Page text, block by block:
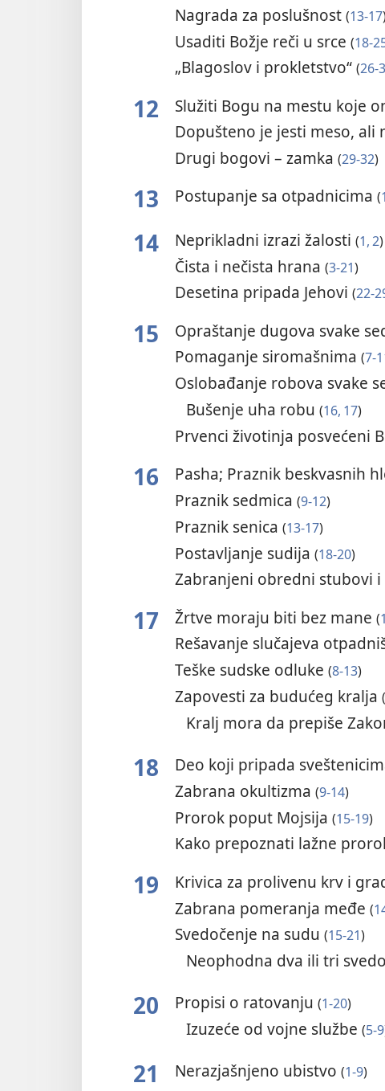
Nagrada za poslušnost (13-17
Usaditi Božje reči u srce (18-
„Blagoslov i prokletstvo“ (26-
12 Služiti Bogu na mestu koje
Dopušteno je jesti meso, ali
Drugi bogovi – zamka (29-32)
13 Postupanje sa otpadnicima (
14 Neprikladni izrazi žalosti (1, 2)
Čista i nečista hrana (3-21)
Desetina pripada Jehovi (22-
15 Opraštanje dugova svake
Pomaganje siromašnima (7-
Oslobađanje robova svake
Bušenje uha robu(16, 17)
Prvenci životinja posvećeni
16 Pasha; Praznik beskvasnih
Praznik sedmica (9-12)
Praznik senica (13-17)
Postavljanje sudija (18-20)
Zabranjeni obredni stubovi
17 Žrtve moraju biti bez mane (1
Rešavanje slučajeva
Teške sudske odluke (8-13)
Zapovesti za budućeg kralja (
Kralj mora da prepiše
18 Deo koji pripada
Zabrana okultizma (9-14)
Prorok poput Mojsija (15-19)
Kako prepoznati lažne
19 Krivica za prolivenu krv i
Zabrana pomeranja međe (
Svedočenje na sudu (15-21)
Neophodna dva ili tri
20 Propisi o ratovanju (1-20)
Izuzeće od vojne službe(5-9
21 Nerazjašnjeno ubistvo (1-9)